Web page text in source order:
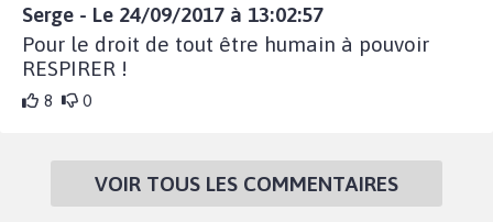
Serge - Le 24/09/2017 à 13:02:57
Pour le droit de tout être humain à pouvoir
RESPIRER !
8 0
VOIR TOUS LES COMMENTAIRES